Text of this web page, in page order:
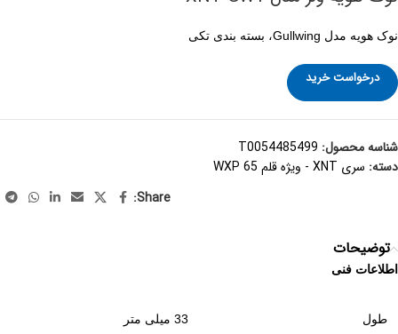
نوک هویه مدل Gullwing، بسته بندی تکی
درخواست خرید
شناسه محصول: T0054485499
دسته: سری XNT - ویژه قلم WXP 65
Share:
توضیحات
اطلاعات فنی
طول 33 میلی متر